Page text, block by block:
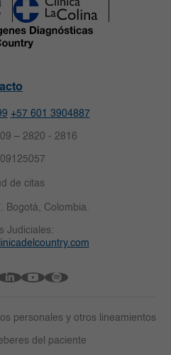
+57 601 3904887
– 2820 - 2816
de citas
Bogotá, Colombia.
Judiciales:
personales y otros lineamientos
del paciente